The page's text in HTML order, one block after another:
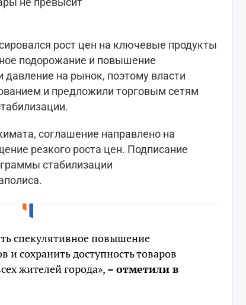
рост цен на ключевые продукты
подорожание и повышение
давление на рынок, поэтому власти
и предложили торговым сетям
соглашение направлено на
резкого роста цен. Подписание
стабилизации
спекулятивное повышение
и сохранить доступность товаров
жителей города», – отметили в